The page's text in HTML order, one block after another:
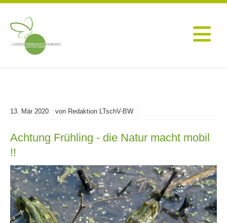
13. Mär 2020 von Redaktion LTschV-BW
Achtung Frühling - die Natur macht mobil
!!